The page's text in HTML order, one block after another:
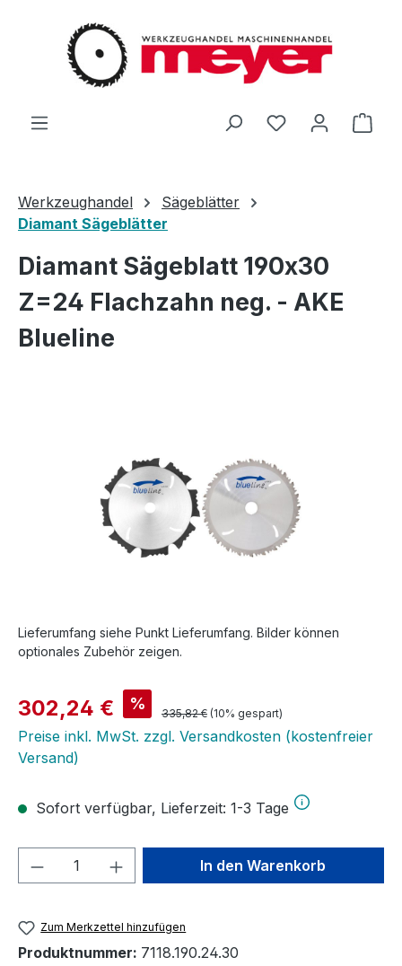
Zum Hauptinhalt springen
Du hast 0
Werkzeughandel
Sägeblätter
Diamant Sägeblätter
Diamant Sägeblatt 190x30
Z=24 Flachzahn neg. - AKE
Blueline
Lieferumfang siehe Punkt Lieferumfang. Bilder können
optionales Zubehör zeigen.
Verkaufspreis:
302,24 € % Regulärer Preis:
335,82 € (10% gespart)
Preise inkl. MwSt. zzgl. Versandkosten (kostenfreier
Versand)
Sofort verfügbar, Lieferzeit: 1-3 Tage
Produkt Anzahl: Gib denIn den Warenkorb
Zum Merkzettel hinzufügen
Produktnummer: 7118.190.24.30